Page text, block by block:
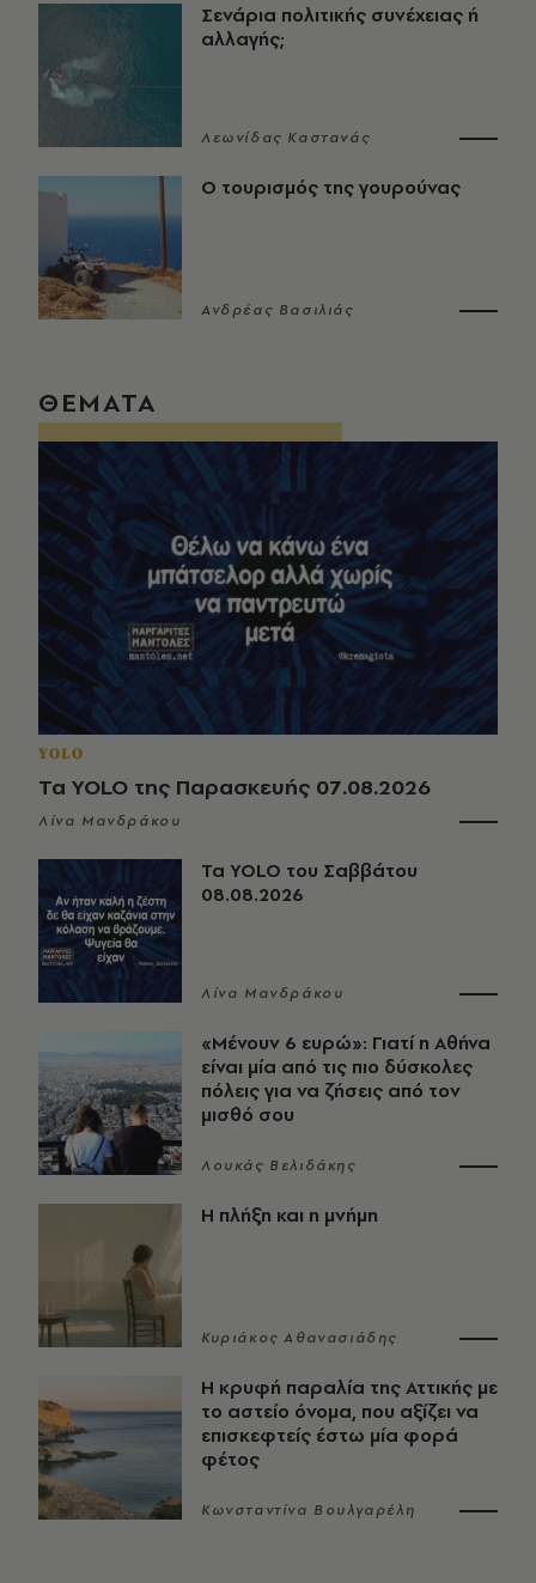
Σενάρια πολιτικής συνέχειας ή
αλλαγής;
Λεωνίδας Καστανάς
Ο τουρισμός της γουρούνας
Ανδρέας Βασιλιάς
ΘΕΜΑΤΑ
YOLO
Τα YOLO της Παρασκευής 07.08.2026
Λίνα Μανδράκου
Τα YOLO του Σαββάτου
08.08.2026
Λίνα Μανδράκου
«Μένουν 6 ευρώ»: Γιατί η Αθήνα
είναι μία από τις πιο δύσκολες
πόλεις για να ζήσεις από τον
μισθό σου
Λουκάς Βελιδάκης
Η πλήξη και η μνήμη
Κυριάκος Αθανασιάδης
Η κρυφή παραλία της Αττικής με
το αστείο όνομα, που αξίζει να
επισκεφτείς έστω μία φορά
φέτος
Κωνσταντίνα Βουλγαρέλη